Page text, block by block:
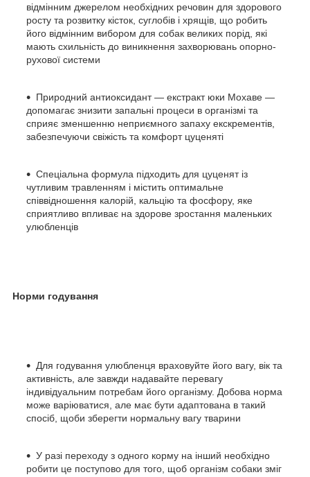
відмінним джерелом необхідних речовин для здорового
росту та розвитку кісток, суглобів і хрящів, що робить
його відмінним вибором для собак великих порід, які
мають схильність до виникнення захворювань опорно-
рухової системи
Природний антиоксидант — екстракт юки Мохаве —
допомагає знизити запальні процеси в організмі та
сприяє зменшенню неприємного запаху екскрементів,
забезпечуючи свіжість та комфорт цуценяті
Спеціальна формула підходить для цуценят із
чутливим травленням і містить оптимальне
співвідношення калорій, кальцію та фосфору, яке
сприятливо впливає на здорове зростання маленьких
улюбленців
Норми годування
Для годування улюбленця враховуйте його вагу, вік та
активність, але завжди надавайте перевагу
індивідуальним потребам його організму. Добова норма
може варіюватися, але має бути адаптована в такий
спосіб, щоби зберегти нормальну вагу тварини
У разі переходу з одного корму на інший необхідно
робити це поступово для того, щоб організм собаки зміг